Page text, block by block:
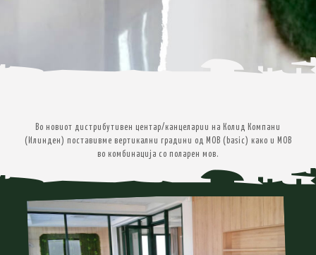
Во новиот дистрибутивен центар/канцеларии на Колид Компани
(Илинден) поставивме вертикални градини од МОВ (basic) како и МОВ
во комбинација со поларен мов.